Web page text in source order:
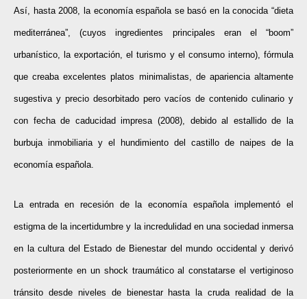
Así, hasta 2008, la economía española se basó en la conocida “dieta
mediterránea”, (cuyos ingredientes principales eran el “boom”
urbanístico, la exportación, el turismo y el consumo interno), fórmula
que creaba excelentes platos minimalistas, de apariencia altamente
sugestiva y precio desorbitado pero vacíos de contenido culinario y
con fecha de caducidad impresa (2008), debido al estallido de la
burbuja inmobiliaria y el hundimiento del castillo de naipes de la
economía española.
La entrada en recesión de la economía española implementó el
estigma de la incertidumbre y la incredulidad en una sociedad inmersa
en la cultura del Estado de Bienestar del mundo occidental y derivó
posteriormente en un shock traumático al constatarse el vertiginoso
tránsito desde niveles de bienestar hasta la cruda realidad de la